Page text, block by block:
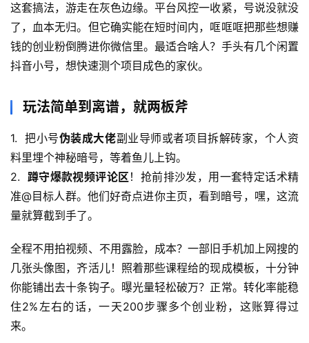
首
页
这套搞法，游走在灰色边缘。平台风控一收紧，号说没就没
了，血本无归。但它确实能在短时间内，哐哐哐把那些想赚
钱的创业粉倒腾进你微信里。最适合啥人？手头有几个闲置
抖音小号，想快速测个项目成色的家伙。
玩法简单到离谱，就两板斧
1.  把小号伪装成大佬副业导师或者项目拆解砖家，个人资
料里埋个神秘暗号，等着鱼儿上钩。
2. 蹲守爆款视频评论区 ！抢前排沙发，用一套特定话术精
准@目标人群。他们好奇点进你主页，看到暗号，嘿，这流
量就算截到手了。
全程不用拍视频、不用露脸，成本？一部旧手机加上网搜的
几张头像图，齐活儿！照着那些课程给的现成模板，十分钟
你能铺出去十条钩子。曝光量轻松破万？正常。转化率能稳
住2%左右的话，一天200步骤多个创业粉，这账算得过
来。